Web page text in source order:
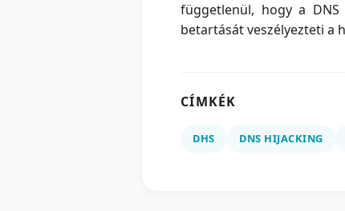
függetlenül, hogy a
betartását veszélyezteti a
CÍMKÉK
DHS DNS HIJACKING